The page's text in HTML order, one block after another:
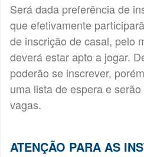
Será dada preferência de
que efetivamente
de inscrição de casal, pelo
deverá estar apto a jogar.
poderão se inscrever,
uma lista de espera e
vagas.
ATENÇÃO PARA AS